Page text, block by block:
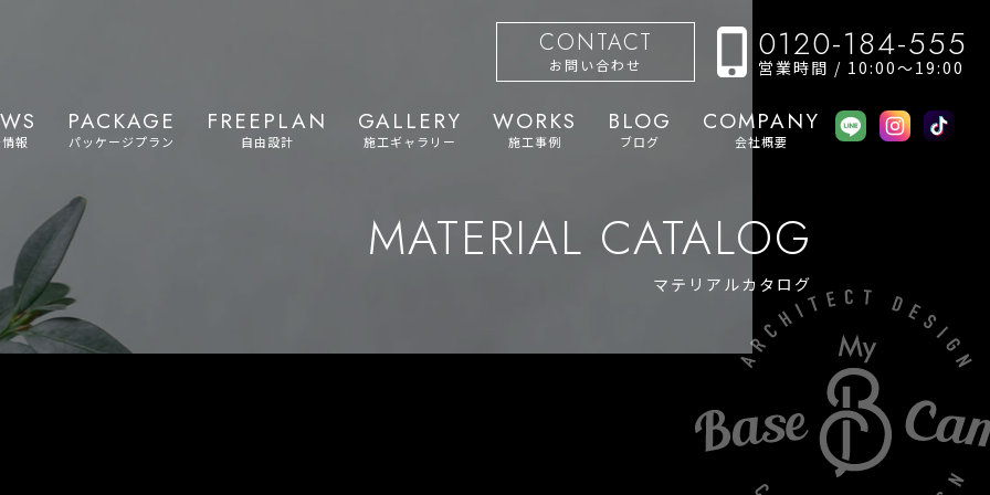
CONTACT
お問い合わせ 0120-184-555
営業時間 / 10:00〜19:00
報
PACKAGE
パッケージプラン
FREEPLAN
自由設計
GALLERY
施工ギャラリー
WORKS
施工事例
BLOG
ブログ
COMPANY
会社概要
MATERIAL CATALOG
マテリアルカタログ